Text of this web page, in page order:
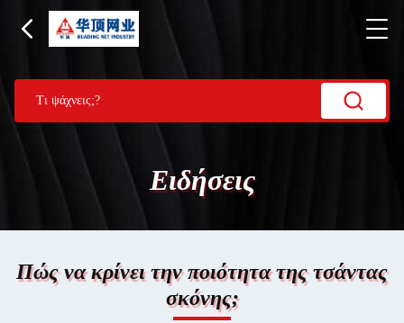
Ειδήσεις
Πώς να κρίνει την ποιότητα της τσάντας
σκόνης;